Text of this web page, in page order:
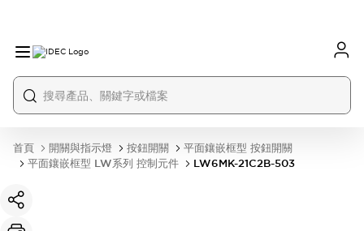
首頁 開關與指示燈 按鈕開關
平面鑲嵌框型 按鈕開關
平面鑲嵌框型 LW系列 控制元件
LW6MK-21C2B-503